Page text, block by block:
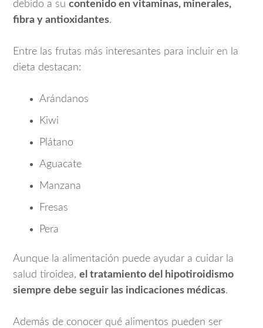
debido a su contenido en vitaminas, minerales,
fibra y antioxidantes.
Entre las frutas más interesantes para incluir en la
dieta destacan:
Arándanos
Kiwi
Plátano
Aguacate
Manzana
Fresas
Pera
Aunque la alimentación puede ayudar a cuidar la
salud tiroidea, el tratamiento del hipotiroidismo
siempre debe seguir las indicaciones médicas.
Además de conocer qué alimentos pueden ser